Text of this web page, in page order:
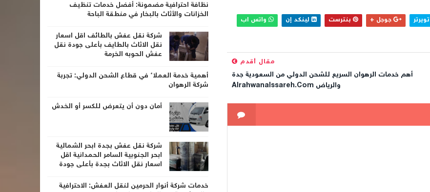
تويرتر جوجل + بنترست لينكد إن واتس اب
مقال أقدم
أهم خدمات الرهوان السريع للشحن الدولي من السعودية جدة
والرياض Alrahwanalssareh.com
نظافة احترافية مضمونة: أفضل خدمات تنظيف
الخزانات والأثاث بالبخار في منطقة الباحة
شركة نقل عفش بالطائف اقل اسعار
نقل الاثاث بالطايف بأعلى جودة نقل
عفش الحوبه الخرمة
أهمية خدمة العملاء في قطاع الشحن الدولي: تجربة
شركة الرهوان
أمان دون أن يتعرض للكسر أو الخدش
شركة نقل عفش بجدة ابحر الشمالية
ابحر الجنوبية السامر الحمدانية اقل
اسعار نقل الاثاث بجدة بأعلى جودة
خدمات شركة أنوار الحرمين لنقل العفش: الاحترافية